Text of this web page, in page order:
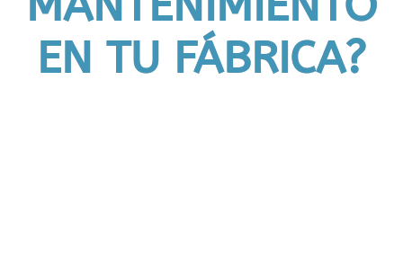
EN TU FÁBRICA?